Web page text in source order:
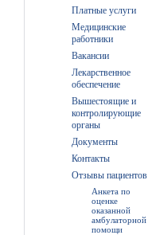
Платные услуги
Медицинские
работники
Вакансии
Лекарственное
обеспечение
Вышестоящие и
контролирующие
органы
Документы
Контакты
Отзывы пациентов
Анкета по
оценке
оказанной
амбулаторной
помощи